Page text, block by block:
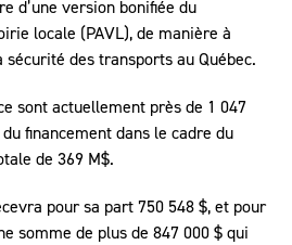
d’une version bonifiée du
locale (PAVL), de manière à
des transports au Québec.
sont actuellement près de 1 047
financement dans le cadre du
de 369 M$.
pour sa part 750 548 $, et pour
somme de plus de 847 000 $ qui